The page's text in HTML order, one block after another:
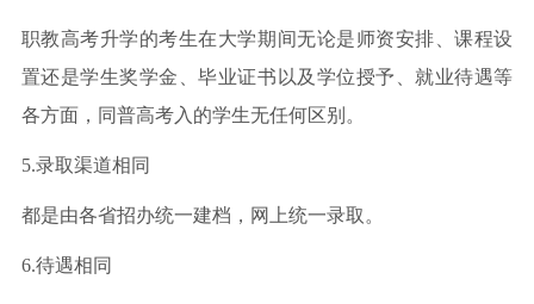
职教高考升学的考生在大学期间无论是师资安排、课程设
置还是学生奖学金、毕业证书以及学位授予、就业待遇等
各方面，同普高考入的学生无任何区别。
5.录取渠道相同
都是由各省招办统一建档，网上统一录取。
6.待遇相同